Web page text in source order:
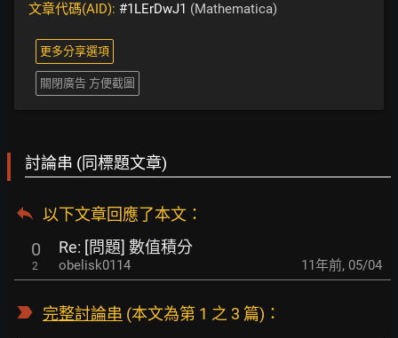
文章代碼(AID): #1LErDwJ1 (Mathematica)
更多分享選項
關閉廣告 方便截圖
討論串 (同標題文章)
以下文章回應了本文 ：
0
2
Re: [問題] 數值積分
obelisk0114 11年前, 05/04
完整討論串 (本文為第 1 之 3 篇)：